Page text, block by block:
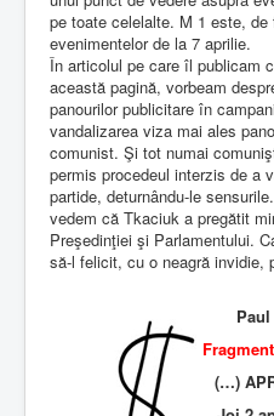
pe toate celelalte. M 1 este,
evenimentelor de la 7 aprilie.
În articolul pe care îl publicam
această pagină, vorbeam
panourilor publicitare în
vandalizarea viza mai ales
comunist. Şi tot numai
permis procedeul interzis de a
partide, deturnându-le
vedem că Tkaciuk a pregătit
Preşedinţiei şi Parlamentului.
să-l felicit, cu o neagră invidie,
(…)